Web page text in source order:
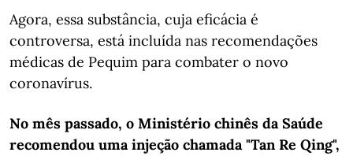
Agora, essa substância, cuja eficácia é
controversa, está incluída nas recomendações
médicas de Pequim para combater o novo
coronavírus.
No mês passado, o Ministério chinês da Saúde
recomendou uma injeção chamada "Tan Re Qing",